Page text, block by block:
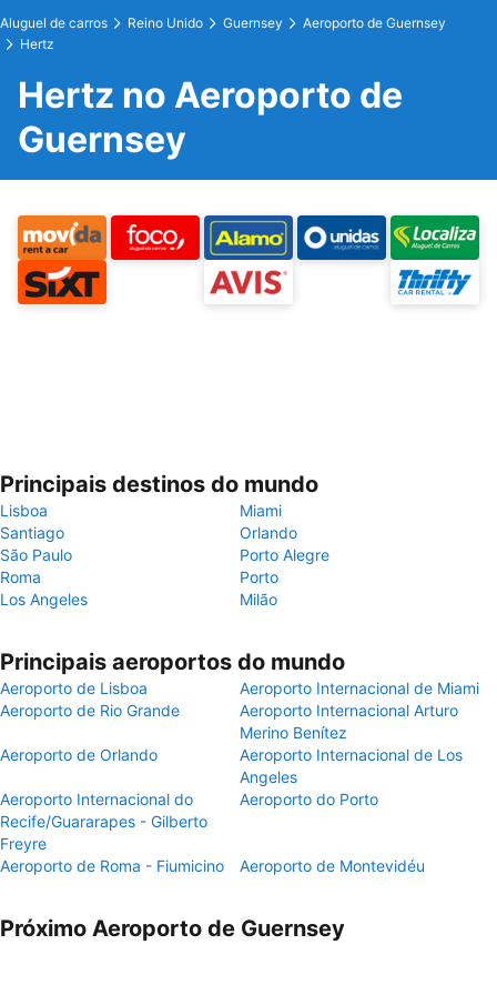
Aluguel de carros Reino Unido Guernsey
Aeroporto de Guernsey
Hertz
Hertz no Aeroporto de
Guernsey
Principais destinos do mundo
Lisboa
Miami
Santiago
Orlando
São Paulo
Porto Alegre
Roma
Porto
Los Angeles
Milão
Principais aeroportos do mundo
Aeroporto de Lisboa
Aeroporto Internacional de Miami
Aeroporto de Rio Grande
Aeroporto Internacional Arturo
Merino Benítez
Aeroporto de Orlando
Aeroporto Internacional de Los
Angeles
Aeroporto Internacional do
Recife/Guararapes - Gilberto
Freyre
Aeroporto do Porto
Aeroporto de Roma - Fiumicino Aeroporto de Montevidéu
Próximo Aeroporto de Guernsey